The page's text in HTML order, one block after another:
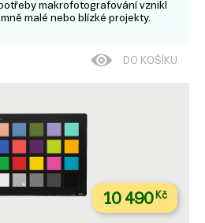
makrofotografování vznikl
malé nebo blízké projekty.
DO KOŠÍKU
10 490Kč